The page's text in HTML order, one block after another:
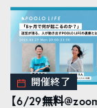
開催終了
【6/29無料